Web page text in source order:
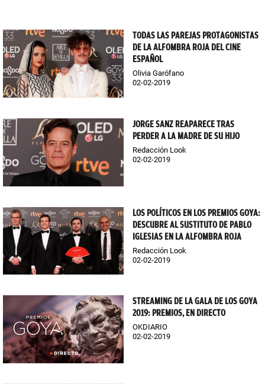
TODAS LAS PAREJAS PROTAGONISTAS
DE LA ALFOMBRA ROJA DEL CINE
ESPAÑOL
Olivia Garófano
02-02-2019
JORGE SANZ REAPARECE TRAS
PERDER A LA MADRE DE SU HIJO
Redacción Look
02-02-2019
LOS POLÍTICOS EN LOS PREMIOS GOYA:
DESCUBRE AL SUSTITUTO DE PABLO
IGLESIAS EN LA ALFOMBRA ROJA
Redacción Look
02-02-2019
STREAMING DE LA GALA DE LOS GOYA
2019: PREMIOS, EN DIRECTO
OKDIARIO
02-02-2019